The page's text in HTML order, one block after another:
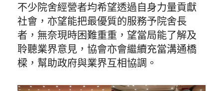
不少院舍經營者均希望透過自身力量貢獻
社會，亦望能把最優質的服務予院舍長
者，無奈現時困難重重，望當局能了解及
聆聽業界意見，協會亦會繼續充當溝通橋
樑，幫助政府與業界互相協調。